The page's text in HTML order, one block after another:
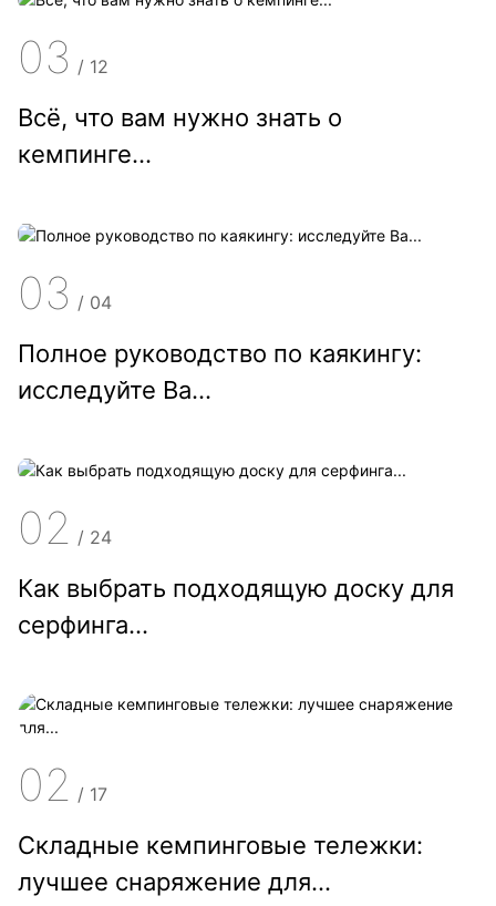
03 / 12
Всё, что вам нужно знать о
кемпинге...
03 / 04
Полное руководство по каякингу:
исследуйте Ва...
02 / 24
Как выбрать подходящую доску для
серфинга...
02 / 17
Складные кемпинговые тележки:
лучшее снаряжение для...